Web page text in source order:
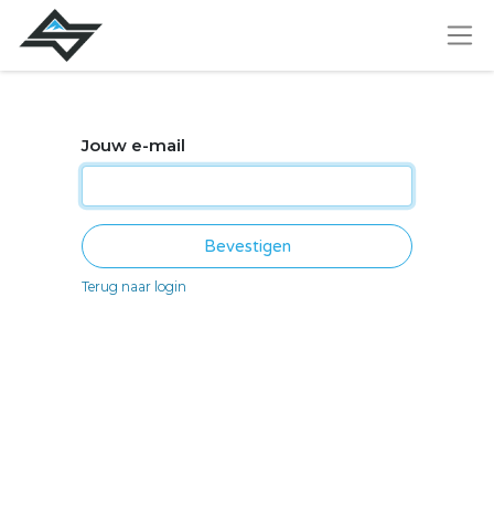
Jouw e-mail
Bevestigen
Terug naar login